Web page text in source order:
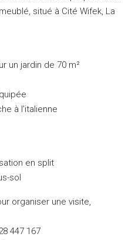
situé à Cité Wifek, La
un jardin de 70 m²
à l’italienne
en split
sol
organiser une visite,
447 167